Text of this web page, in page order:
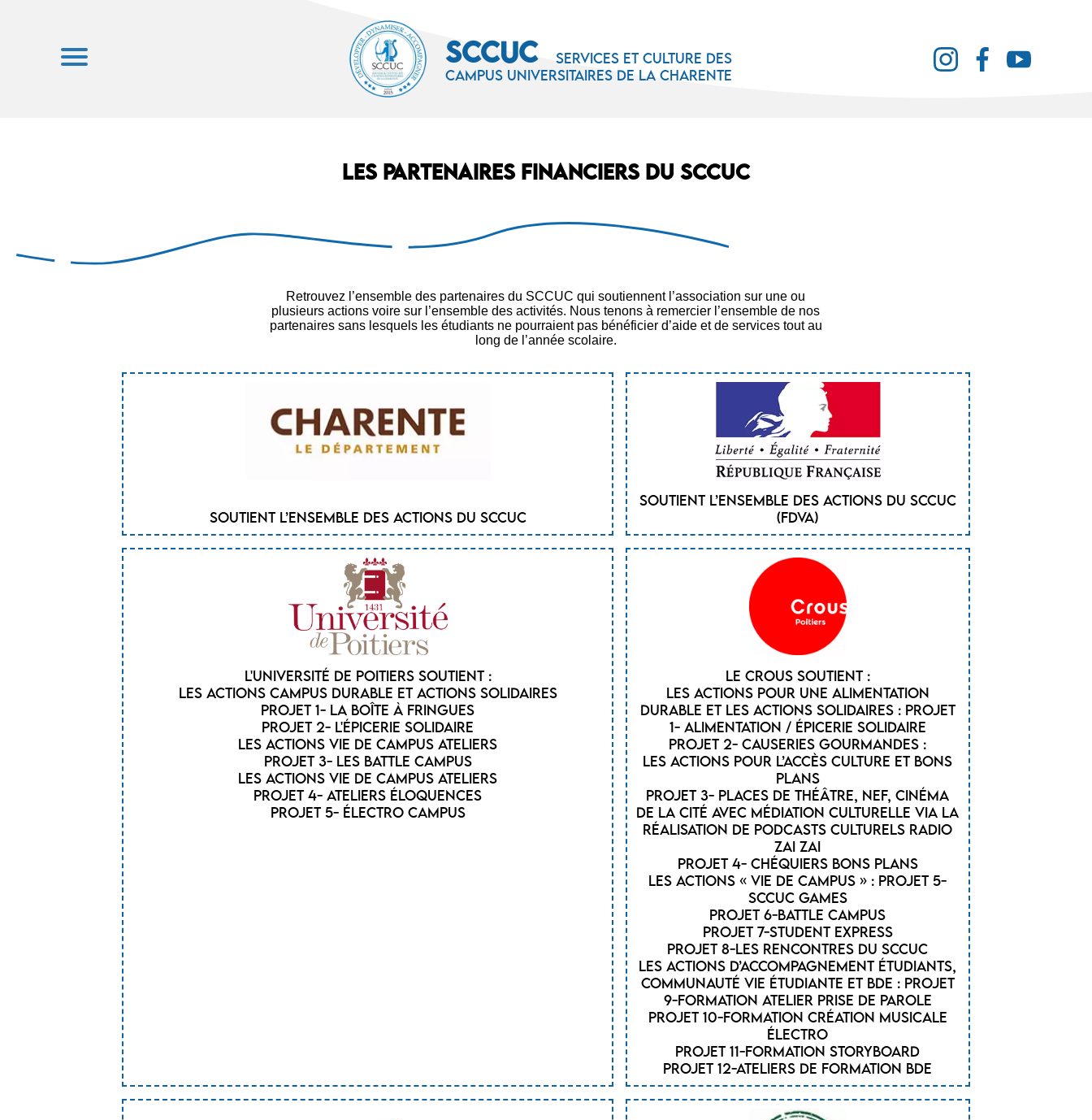
SCCUC
Services et culture des
campus universitaires de la Charente
Les partenaires financiers du SCCUC
Retrouvez l’ensemble des partenaires du SCCUC qui soutiennent l’association sur une ou
plusieurs actions voire sur l’ensemble des activités. Nous tenons à remercier l’ensemble de nos
partenaires sans lesquels les étudiants ne pourraient pas bénéficier d’aide et de services tout au
long de l’année scolaire.
Soutient l’ensemble des actions du SCCUC
Soutient l’ensemble des actions du SCCUC
(FDVA)
L'Université de Poitiers soutient :
Les actions Campus durable et actions solidaires
Projet 1- La boîte à fringues
Projet 2- l'épicerie solidaire
Les actions vie de Campus Ateliers
Projet 3- Les Battle Campus
Les actions vie de Campus Ateliers
Projet 4- Ateliers éloquences
Projet 5- électro campus
Le CROUS soutient :
Les actions pour une alimentation
durable et les actions solidaires : Projet
1- Alimentation / épicerie solidaire
Projet 2- Causeries gourmandes :
Les actions pour l’accès culture et bons
plans
Projet 3- Places de théâtre, NEF, Cinéma
de la cité avec Médiation culturelle via la
réalisation de podcasts culturels radio
zai zai
Projet 4- Chéquiers bons plans
Les actions « Vie de Campus » : Projet 5-
SCCUC GAMES
Projet 6-BATTLE CAMPUS
Projet 7-STUDENT EXPRESS
Projet 8-Les rencontres du SCCUC
Les actions d’accompagnement étudiants,
communauté vie étudiante et BDE : Projet
9-Formation atelier prise de parole
Projet 10-Formation création musicale
électro
Projet 11-Formation storyboard
Projet 12-Ateliers de formation BDE